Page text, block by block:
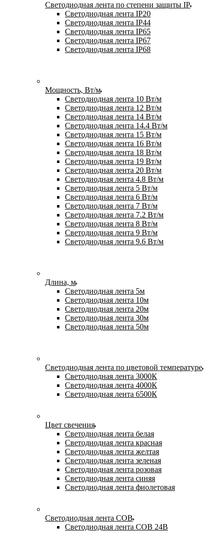
Светодиодная лента по степени защиты IP
Светодиодная лента IP20
Светодиодная лента IP44
Светодиодная лента IP65
Светодиодная лента IP67
Светодиодная лента IP68
Мощность, Вт/м
Светодиодная лента 10 Вт/м
Светодиодная лента 12 Вт/м
Светодиодная лента 14 Вт/м
Светодиодная лента 14.4 Вт/м
Светодиодная лента 15 Вт/м
Светодиодная лента 16 Вт/м
Светодиодная лента 18 Вт/м
Светодиодная лента 19 Вт/м
Светодиодная лента 20 Вт/м
Светодиодная лента 4.8 Вт/м
Светодиодная лента 5 Вт/м
Светодиодная лента 6 Вт/м
Светодиодная лента 7 Вт/м
Светодиодная лента 7.2 Вт/м
Светодиодная лента 8 Вт/м
Светодиодная лента 9 Вт/м
Светодиодная лента 9.6 Вт/м
Длина, м
Светодиодная лента 5м
Светодиодная лента 10м
Светодиодная лента 20м
Светодиодная лента 30м
Светодиодная лента 50м
Светодиодная лента по цветовой температуре
Светодиодная лента 3000К
Светодиодная лента 4000К
Светодиодная лента 6500К
Цвет свечения
Светодиодная лента белая
Светодиодная лента красная
Светодиодная лента желтая
Светодиодная лента зеленая
Светодиодная лента розовая
Светодиодная лента синяя
Светодиодная лента фиолетовая
Светодиодная лента COB
Светодиодная лента COB 24В